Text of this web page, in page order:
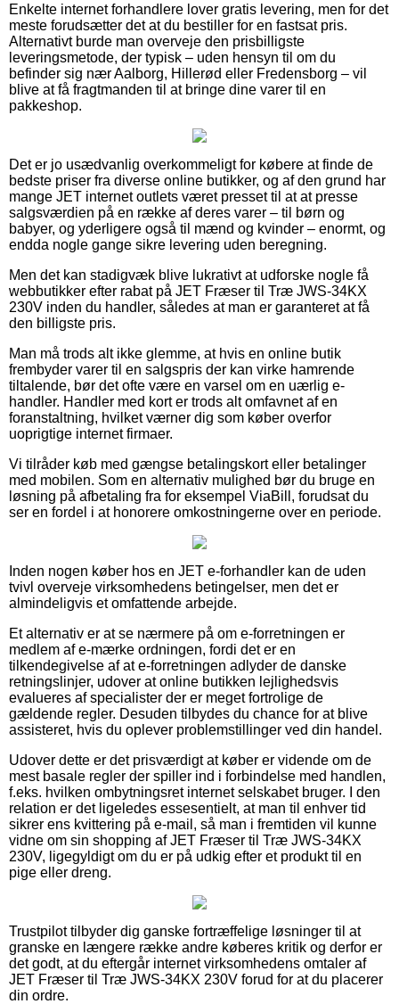
Enkelte internet forhandlere lover gratis levering, men for det
meste forudsætter det at du bestiller for en fastsat pris.
Alternativt burde man overveje den prisbilligste
leveringsmetode, der typisk – uden hensyn til om du
befinder sig nær Aalborg, Hillerød eller Fredensborg – vil
blive at få fragtmanden til at bringe dine varer til en
pakkeshop.
Det er jo usædvanlig overkommeligt for købere at finde de
bedste priser fra diverse online butikker, og af den grund har
mange JET internet outlets været presset til at at presse
salgsværdien på en række af deres varer – til børn og
babyer, og yderligere også til mænd og kvinder – enormt, og
endda nogle gange sikre levering uden beregning.
Men det kan stadigvæk blive lukrativt at udforske nogle få
webbutikker efter rabat på JET Fræser til Træ JWS-34KX
230V inden du handler, således at man er garanteret at få
den billigste pris.
Man må trods alt ikke glemme, at hvis en online butik
frembyder varer til en salgspris der kan virke hamrende
tiltalende, bør det ofte være en varsel om en uærlig e-
handler. Handler med kort er trods alt omfavnet af en
foranstaltning, hvilket værner dig som køber overfor
uoprigtige internet firmaer.
Vi tilråder køb med gængse betalingskort eller betalinger
med mobilen. Som en alternativ mulighed bør du bruge en
løsning på afbetaling fra for eksempel ViaBill, forudsat du
ser en fordel i at honorere omkostningerne over en periode.
Inden nogen køber hos en JET e-forhandler kan de uden
tvivl overveje virksomhedens betingelser, men det er
almindeligvis et omfattende arbejde.
Et alternativ er at se nærmere på om e-forretningen er
medlem af e-mærke ordningen, fordi det er en
tilkendegivelse af at e-forretningen adlyder de danske
retningslinjer, udover at online butikken lejlighedsvis
evalueres af specialister der er meget fortrolige de
gældende regler. Desuden tilbydes du chance for at blive
assisteret, hvis du oplever problemstillinger ved din handel.
Udover dette er det prisværdigt at køber er vidende om de
mest basale regler der spiller ind i forbindelse med handlen,
f.eks. hvilken ombytningsret internet selskabet bruger. I den
relation er det ligeledes essesentielt, at man til enhver tid
sikrer ens kvittering på e-mail, så man i fremtiden vil kunne
vidne om sin shopping af JET Fræser til Træ JWS-34KX
230V, ligegyldigt om du er på udkig efter et produkt til en
pige eller dreng.
Trustpilot tilbyder dig ganske fortræffelige løsninger til at
granske en længere række andre køberes kritik og derfor er
det godt, at du eftergår internet virksomhedens omtaler af
JET Fræser til Træ JWS-34KX 230V forud for at du placerer
din ordre.